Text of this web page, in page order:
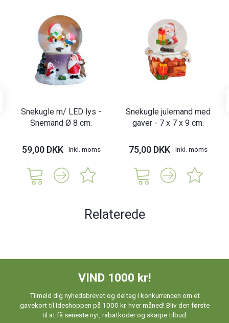
Snekugle m/ LED lys -
Snemand Ø 8 cm.
59,00 DKK Inkl. moms
Snekugle julemand med
gaver - 7 x 7 x 9 cm.
75,00 DKK Inkl. moms
Relaterede
VIND 1000 kr!
Tilmeld dig nyhedsbrevet og deltag i konkurrencen om et
gavekort til Ideshoppen på 1000 kr. hver måned! Bliv den første
til at få seneste nyt, rabatkoder og skarpe tilbud.